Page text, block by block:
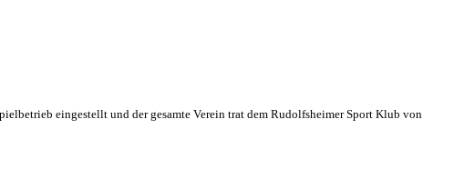
eingestellt und der gesamte Verein trat dem Rudolfsheimer Sport Klub von